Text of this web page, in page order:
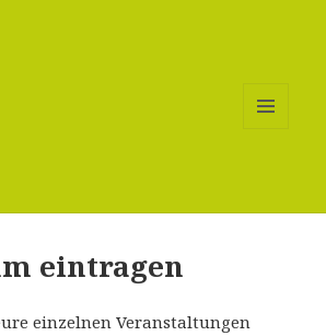
eintragen
einzelnen Veranstaltungen